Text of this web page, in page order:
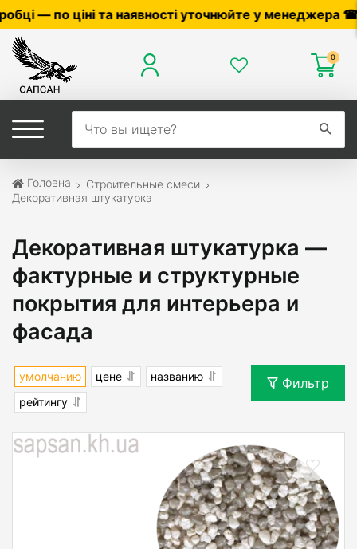
уточнюйте у менеджера ☎0503056010,
0
Головна
Строительные смеси
Декоративная штукатурка
Декоративная штукатурка —
фактурные и структурные
покрытия для интерьера и
фасада
умолчанию цене
названию
рейтингу
Фильтр